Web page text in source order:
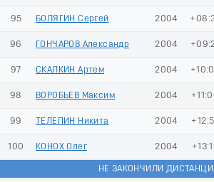
95 БОЛЯГИН Сергей 2004
96 ГОНЧАРОВ Александр 2004
97 СКАЛКИН Артем 2004
98 ВОРОБЬЕВ Максим 2004
99 ТЕЛЕПИН Никита 2004
100 КОНОХ Олег 2004
НЕ ЗАКОНЧИЛИ